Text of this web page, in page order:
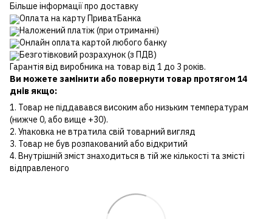
Більше інформації про доставку
Оплата на карту ПриватБанка
Наложений платіж (при отриманні)
Онлайн оплата картой любого банку
Безготівковий розрахунок (з ПДВ)
Гарантія від виробника на товар від 1 до 3 років.
Ви можете замінити або повернути товар протягом 14
днів якщо:
1. Товар не піддавався високим або низьким температурам
(нижче 0, або вище +30).
2. Упаковка не втратила свій товарний вигляд
3. Товар не був розпакований або відкритий
4. Внутрішній зміст знаходиться в тій же кількості та змісті
відправленого